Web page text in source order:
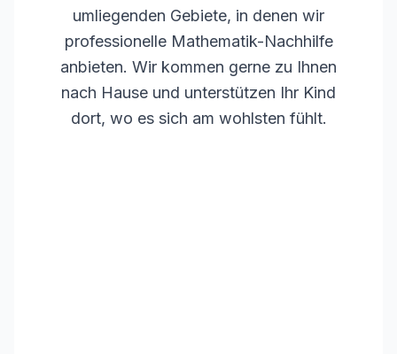
umliegenden Gebiete, in denen wir
professionelle Mathematik-Nachhilfe
anbieten. Wir kommen gerne zu Ihnen
nach Hause und unterstützen Ihr Kind
dort, wo es sich am wohlsten fühlt.